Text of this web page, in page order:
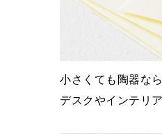
小さくても陶器な
デスクやインテリ